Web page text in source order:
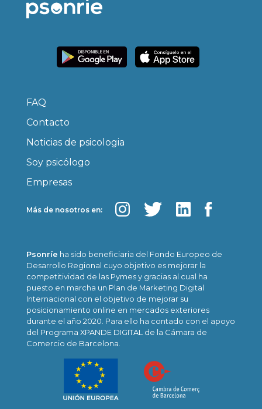
FAQ
Contacto
Noticias de psicologia
Soy psicólogo
Empresas
Más de nosotros en:
Psonríe ha sido beneficiaria del Fondo Europeo de
Desarrollo Regional cuyo objetivo es mejorar la
competitividad de las Pymes y gracias al cual ha
puesto en marcha un Plan de Marketing Digital
Internacional con el objetivo de mejorar su
posicionamiento online en mercados exteriores
durante el año 2020. Para ello ha contado con el apoyo
del Programa XPANDE DIGITAL de la Cámara de
Comercio de Barcelona.